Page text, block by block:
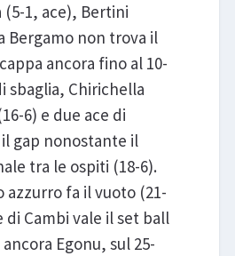
(5-1, ace), Bertini
Bergamo non trova il
ancora fino al 10-
sbaglia, Chirichella
6) e due ace di
gap nonostante il
tra le ospiti (18-6).
azzurro fa il vuoto (21-
di Cambi vale il set ball
Egonu, sul 25-